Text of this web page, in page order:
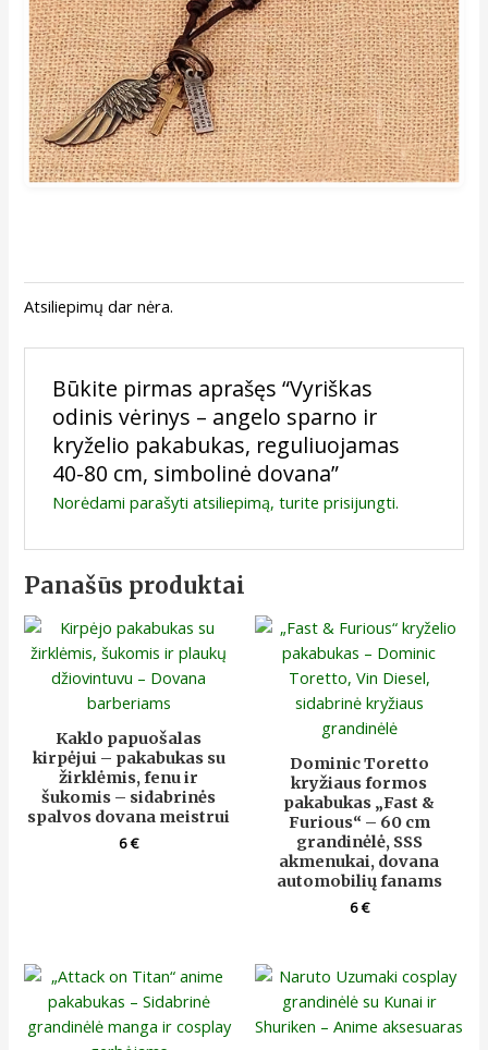
Atsiliepimų dar nėra.
Būkite pirmas aprašęs “Vyriškas
odinis vėrinys – angelo sparno ir
kryželio pakabukas, reguliuojamas
40-80 cm, simbolinė dovana”
Norėdami parašyti atsiliepimą, turite prisijungti.
Panašūs produktai
Kaklo papuošalas
kirpėjui – pakabukas su
žirklėmis, fenu ir
šukomis – sidabrinės
spalvos dovana meistrui
6€
Dominic Toretto
kryžiaus formos
pakabukas „Fast &
Furious“ – 60 cm
grandinėlė, SSS
akmenukai, dovana
automobilių fanams
6€